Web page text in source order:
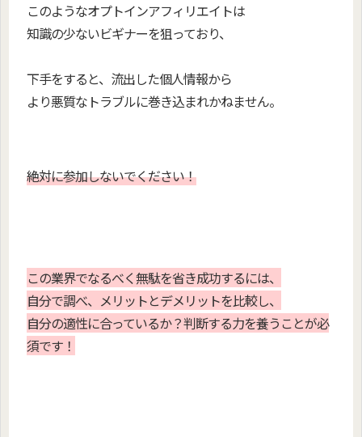
このようなオプトインアフィリエイトは
知識の少ないビギナーを狙っており、
下手をすると、流出した個人情報から
より悪質なトラブルに巻き込まれかねません。
絶対に参加しないでください！
この業界でなるべく無駄を省き成功するには、
自分で調べ、メリットとデメリットを比較し、
自分の適性に合っているか？判断する力を養うことが必
須です！